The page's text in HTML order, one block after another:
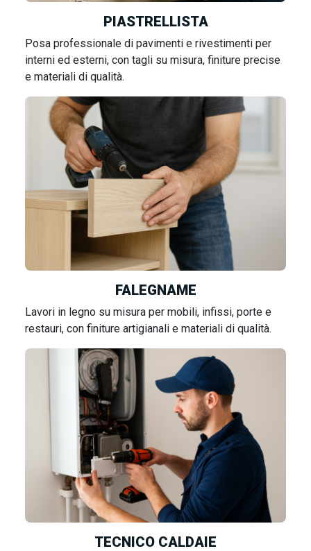
PIASTRELLISTA
Posa professionale di pavimenti e rivestimenti per
interni ed esterni, con tagli su misura, finiture precise
e materiali di qualità.
FALEGNAME
Lavori in legno su misura per mobili, infissi, porte e
restauri, con finiture artigianali e materiali di qualità.
TECNICO CALDAIE